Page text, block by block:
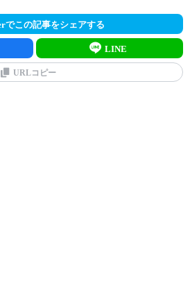
でこの記事をシェアする
LINE
URLコピー